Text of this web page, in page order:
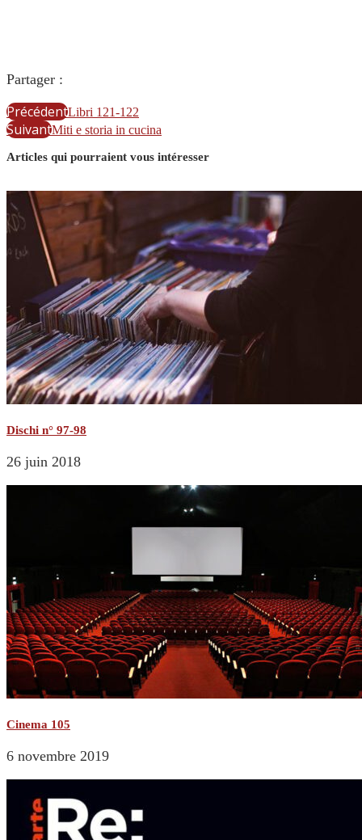
Partager :
PrécédentLibri 121-122
SuivantMiti e storia in cucina
Articles qui pourraient vous intéresser
Dischi n° 97-98
26 juin 2018
Cinema 105
6 novembre 2019